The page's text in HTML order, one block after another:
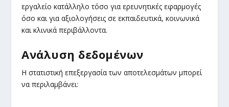
εργαλείο κατάλληλο τόσο για ερευνητικές εφαρμογές
όσο και για αξιολογήσεις σε εκπαιδευτικά, κοινωνικά
και κλινικά περιβάλλοντα.
Ανάλυση δεδομένων
Η στατιστική επεξεργασία των αποτελεσμάτων μπορεί
να περιλαμβάνει: